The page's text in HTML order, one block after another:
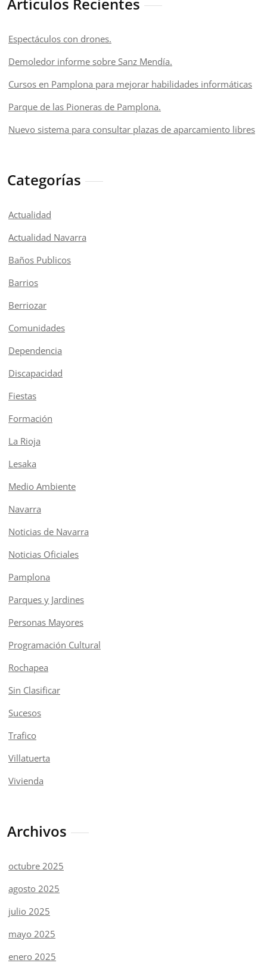
Espectáculos con drones.
Demoledor informe sobre Sanz Mendía.
Cursos en Pamplona para mejorar habilidades informáticas
Parque de las Pioneras de Pamplona.
Nuevo sistema para consultar plazas de aparcamiento libres
Categorías
Actualidad
Actualidad Navarra
Baños Publicos
Barrios
Berriozar
Comunidades
Dependencia
Discapacidad
Fiestas
Formación
La Rioja
Lesaka
Medio Ambiente
Navarra
Noticias de Navarra
Noticias Oficiales
Pamplona
Parques y Jardines
Personas Mayores
Programación Cultural
Rochapea
Sin Clasificar
Sucesos
Trafico
Villatuerta
Vivienda
Archivos
octubre 2025
agosto 2025
julio 2025
mayo 2025
enero 2025